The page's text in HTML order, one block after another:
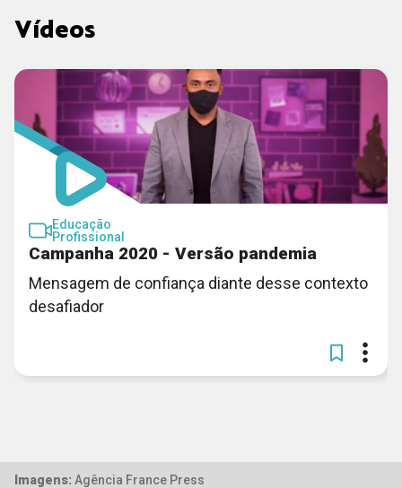
Vídeos
Educação
Profissional
Campanha 2020 - Versão pandemia
Mensagem de confiança diante desse contexto
desafiador
Imagens: Agência France Press